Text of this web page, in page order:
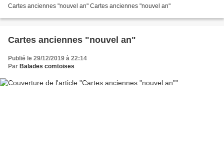
Cartes anciennes "nouvel an" Cartes anciennes "nouvel an"
Cartes anciennes "nouvel an"
Publié le 29/12/2019 à 22:14
Par Balades comtoises